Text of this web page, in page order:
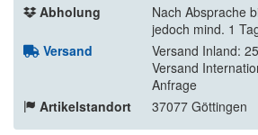
Abholung
Nach Absprache
jedoch mind. 1
Versand
Versand Inland:
Versand
Anfrage
Artikelstandort
37077 Göttingen